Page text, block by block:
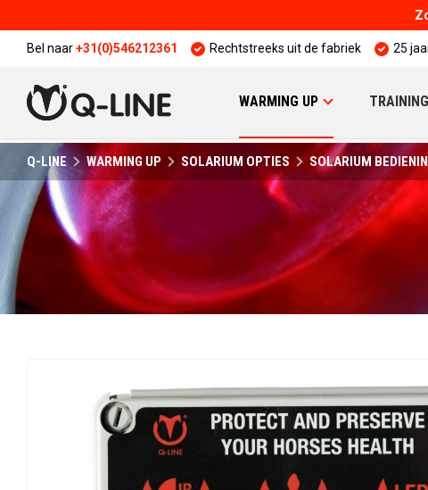
Bel naar+31(0)546212361 Rechtstreeks uit de fabriek 25
WARMING UP TRAINING
Q-LINE WARMING UP SOLARIUM OPTIES SOLARIUM